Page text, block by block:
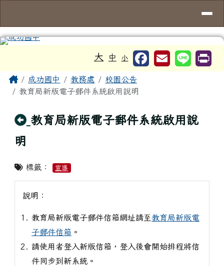
大 中 小
主內容區域
Home成功國中 教務處
校園公告
教育局新版電子郵件系統啟用說明
回上頁
教育局新版電子郵件系統啟用說
明
標籤： 宣導
說明：
教育局新版電子郵件信箱網址請至教育局新版電
子郵件信箱 。
請使用者登入新版信箱，登入後會開始排程將信
件同步到新系統。
頁尾區域